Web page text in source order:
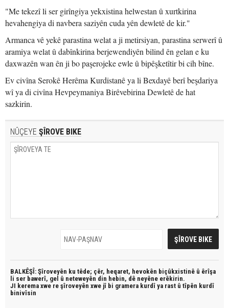
"Me tekezî li ser girîngiya yekxistina helwestan û xurtkirina
hevahengiya di navbera saziyên cuda yên dewletê de kir."
Armanca vê yekê parastina welat a ji metirsiyan, parastina serwerî û
aramiya welat û dabînkirina berjewendiyên bilind ên gelan e ku
daxwazên wan ên ji bo paşerojeke ewle û bipêşketîtir bi cih bîne.
Ev civîna Serokê Herêma Kurdistanê ya li Bexdayê berî beşdariya
wî ya di civîna Hevpeymaniya Birêvebirina Dewletê de hat
sazkirin.
NÛÇEYE ŞÎROVE BIKE
BALKÊŞÎ: Şîroveyên ku têde; çêr, heqaret, hevokên biçûkxistinê û êrîşa
li ser bawerî, gel û neteweyên din hebin, dê neyêne erêkirin.
JI kerema xwe re şîroveyên xwe jî bi gramera kurdî ya rast û tîpên kurdî
binivîsin